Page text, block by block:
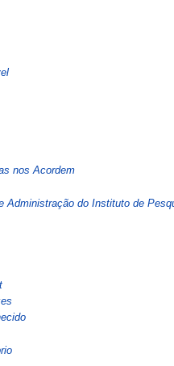
nos Acordem
Administração do Instituto de